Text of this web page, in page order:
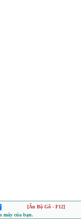
[Ẩn Bộ Gõ - F12]
máy của bạn.